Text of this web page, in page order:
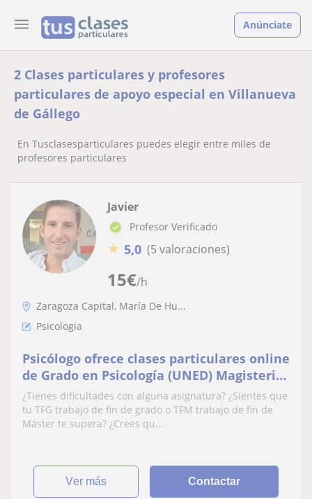
Anúnciate
2 Clases particulares y profesores
particulares de apoyo especial en Villanueva
de Gállego
En Tusclasesparticulares puedes elegir entre miles de
profesores particulares
15€/h
Javier
Profesor Verificado
★ 5,0 (5 valoraciones)
Zaragoza Capital, María De Hu...
Psicologia
Psicólogo ofrece clases particulares online
de Grado en Psicología (UNED) Magisterio,
Psicopedagogía, TFG y TFM
¿Tienes dificultades con alguna asignatura? ¿Sientes que
tu TFG trabajo de fin de grado o TFM trabajo de fin de
Máster te supera? ¿Crees qu...
ver más Contactar